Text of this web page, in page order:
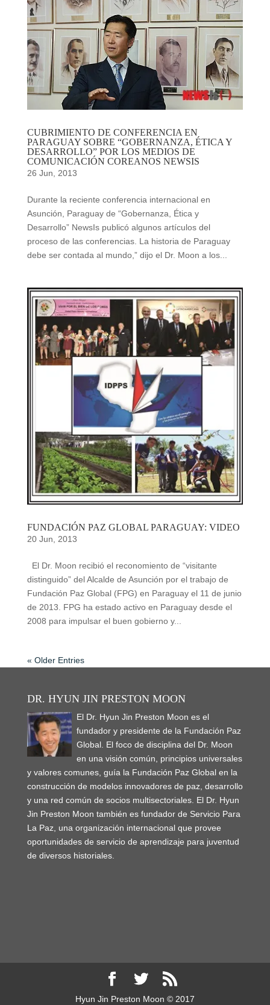
CUBRIMIENTO DE CONFERENCIA EN
PARAGUAY SOBRE “GOBERNANZA, ÉTICA Y
DESARROLLO” POR LOS MEDIOS DE
COMUNICACIÓN COREANOS NEWSIS
26 Jun, 2013
Durante la reciente conferencia internacional en
Asunción, Paraguay de “Gobernanza, Ética y
Desarrollo” NewsIs publicó algunos artículos del
proceso de las conferencias. La historia de Paraguay
debe ser contada al mundo,” dijo el Dr. Moon a los...
FUNDACIÓN PAZ GLOBAL PARAGUAY: VIDEO
20 Jun, 2013
El Dr. Moon recibió el reconomiento de “visitante
distinguido” del Alcalde de Asunción por el trabajo de
Fundación Paz Global (FPG) en Paraguay el 11 de junio
de 2013. FPG ha estado activo en Paraguay desde el
2008 para impulsar el buen gobierno y...
« Older Entries
DR. HYUN JIN PRESTON MOON
El Dr. Hyun Jin Preston Moon es el
fundador y presidente de la Fundación Paz
Global. El foco de disciplina del Dr. Moon
en una visión común, principios universales
y valores comunes, guía la Fundación Paz Global en la
construcción de modelos innovadores de paz, desarrollo
y una red común de socios multisectoriales. El Dr. Hyun
Jin Preston Moon también es fundador de Servicio Para
La Paz, una organización internacional que provee
oportunidades de servicio de aprendizaje para juventud
de diversos historiales.
Hyun Jin Preston Moon © 2017